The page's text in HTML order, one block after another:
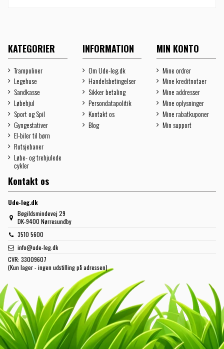
KATEGORIER
Trampoliner
Legehuse
Sandkasse
Løbehjul
Sport og Spil
Gyngestativer
El-biler til børn
Rutsjebaner
Løbe- og trehjulede
cykler
INFORMATION
Om Ude-leg.dk
Handelsbetingelser
Sikker betaling
Persondatapolitik
Kontakt os
Blog
MIN KONTO
Mine ordrer
Mine kreditnotaer
Mine addresser
Mine oplysninger
Mine rabatkuponer
Min support
Kontakt os
Ude-leg.dk
Bøgildsmindevej 29
DK-9400 Nørresundby
3510 5600
info@ude-leg.dk
CVR: 33009607
(Kun lager - ingen udstilling på adressen)